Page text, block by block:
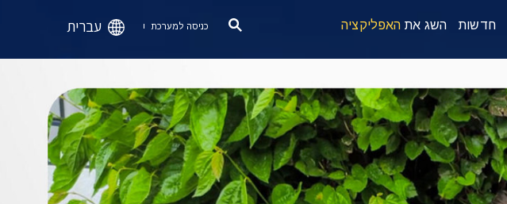
חדשות השג את האפליקציה כניסה למערכת עברית